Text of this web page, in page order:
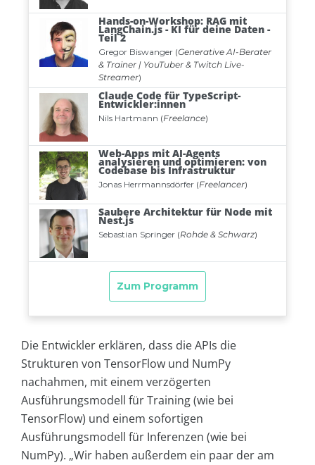
Die Entwickler erklären, dass die APIs die
Strukturen von TensorFlow und NumPy
nachahmen, mit einem verzögerten
Ausführungsmodell für Training (wie bei
TensorFlow) und einem sofortigen
Ausführungsmodell für Inferenzen (wie bei
NumPy). „Wir haben außerdem ein paar der am